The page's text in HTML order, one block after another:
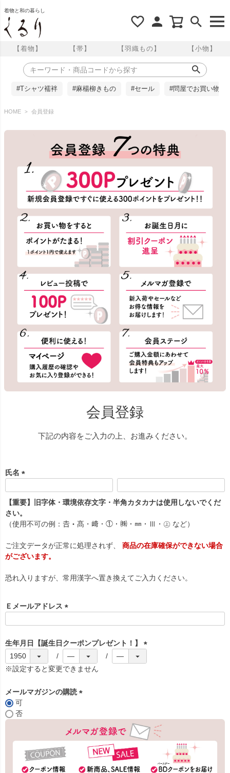
着物と和の暮らし
【着物】 【帯】 【羽織もの】 【小物】
#Tシャツ襦袢 #麻楊柳きもの #セール #問屋でお買い物
HOME 会員登録
会員登録
下記の内容をご入力の上、お進みください。
氏名
必
須
)
【重要】旧字体・環境依存文字・半角カタカナは使用しないでくだ
さい。
（使用不可の例：𠮷・髙・﨑・①・㈱・㎜・Ⅲ・㊤ など）
ご注文データが正常に処理されず、 商品の在庫確保ができない場合
がございます。
恐れ入りますが、常用漢字へ置き換えてご入力ください。
Ｅメールアドレス
須
)
生年月日【誕生日クーポンプレゼント！】
※設定すると変更できません
メールマガジンの購読
可
否